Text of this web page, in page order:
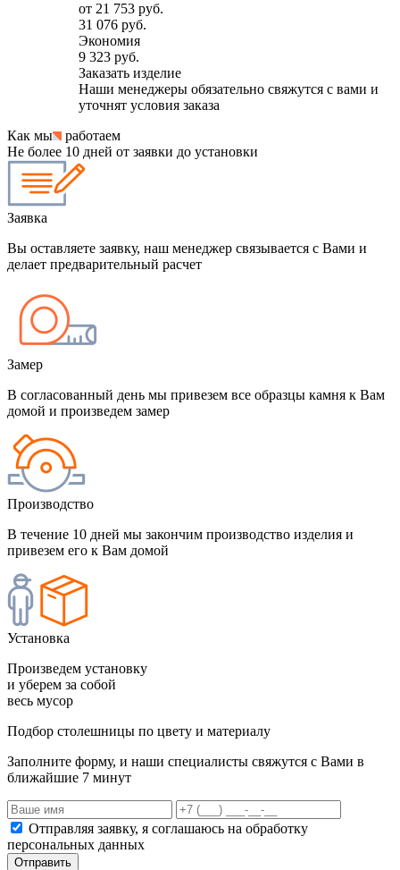
от 21 753 руб.
31 076 руб.
Экономия
9 323 руб.
Заказать изделие
Наши менеджеры обязательно свяжутся с вами и
уточнят условия заказа
Как мы
работаем
Не более 10 дней от заявки до установки
Заявка
Вы оставляете заявку, наш менеджер связывается с Вами и
делает предварительный расчет
Замер
В согласованный день мы привезем все образцы камня к Вам
домой и произведем замер
Производство
В течение 10 дней мы закончим производство изделия и
привезем его к Вам домой
Установка
Произведем установку
и уберем за собой
весь мусор
Подбор столешницы по цвету и материалу
Заполните форму, и наши специалисты свяжутся с Вами в
ближайшие 7 минут
Отправляя заявку, я соглашаюсь на обработку
персональных данных
Отправить